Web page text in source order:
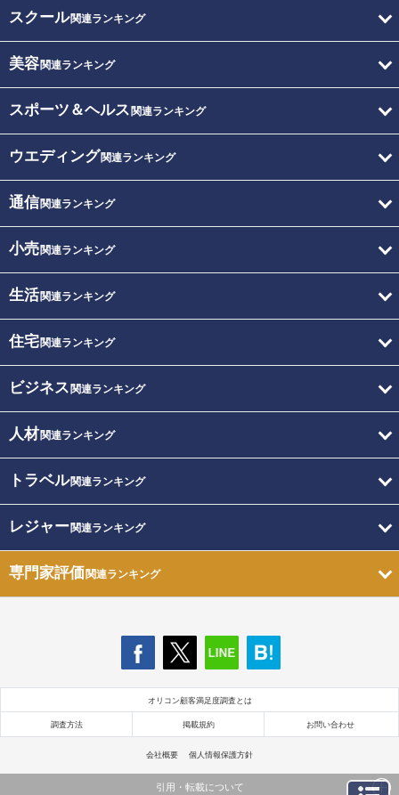
スクール関連ランキング
美容関連ランキング
スポーツ＆ヘルス 関連ランキング
ウエディング関連ランキング
通信関連ランキング
小売関連ランキング
生活関連ランキング
住宅関連ランキング
ビジネス 関連ランキング
人材関連ランキング
トラベル関連ランキング
レジャー関連ランキング
専門家評価関連ランキング
オリコン顧客満足度調査とは
調査方法 掲載規約 お問い合わせ
会社概要 個人情報保護方針
引用・転載について